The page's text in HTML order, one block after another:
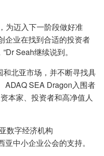
为迈入下一阶段做好准
企业在找到合适的投资者
Seah继续说到。
北亚市场，并不断寻找具
ADAQ SEA Dragon入围者
本家、投资者和高净值人
数字经济机构
亚中小企业公会的支持。